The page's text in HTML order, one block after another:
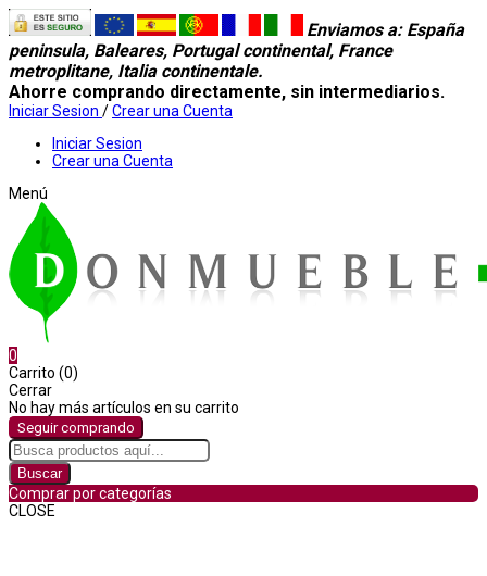
Enviamos a: España
peninsula, Baleares, Portugal continental, France
metroplitane, Italia continentale.
Ahorre comprando directamente, sin intermediarios.
Iniciar Sesion /Crear una Cuenta
Iniciar Sesion
Crear una Cuenta
Menú
0
Carrito (0)
Cerrar
No hay más artículos en su carrito
Seguir comprando
Buscar
Comprar por categorías
CLOSE